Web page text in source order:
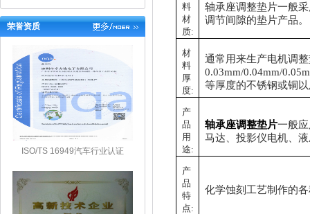
荣誉资质
ISO/TS 16949汽车行业认证
料
材
质:
轴承座调整垫片一般
调节间隙的垫片产品。
材
料
厚
度:
通常用来生产电机调
0.03mm/0.04mm/
等厚度的不锈钢或铜
产
品
用
途:
轴承座调整垫片一般应
马达 、投影仪电机、
产
品
特
点:
化学蚀刻工艺制作的